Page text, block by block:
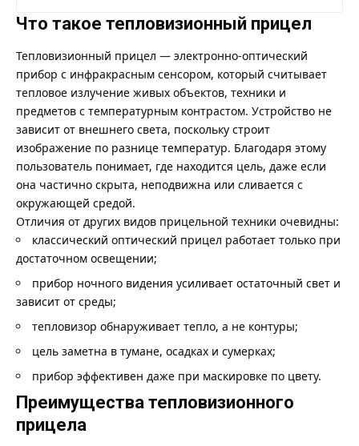
Что такое тепловизионный прицел
Тепловизионный прицел — электронно-оптический
прибор с инфракрасным сенсором, который считывает
тепловое излучение живых объектов, техники и
предметов с температурным контрастом. Устройство не
зависит от внешнего света, поскольку строит
изображение по разнице температур. Благодаря этому
пользователь понимает, где находится цель, даже если
она частично скрыта, неподвижна или сливается с
окружающей средой.
Отличия от других видов прицельной техники очевидны:
классический оптический прицел работает только при
достаточном освещении;
прибор ночного видения усиливает остаточный свет и
зависит от среды;
тепловизор обнаруживает тепло, а не контуры;
цель заметна в тумане, осадках и сумерках;
прибор эффективен даже при маскировке по цвету.
Преимущества тепловизионного
прицела